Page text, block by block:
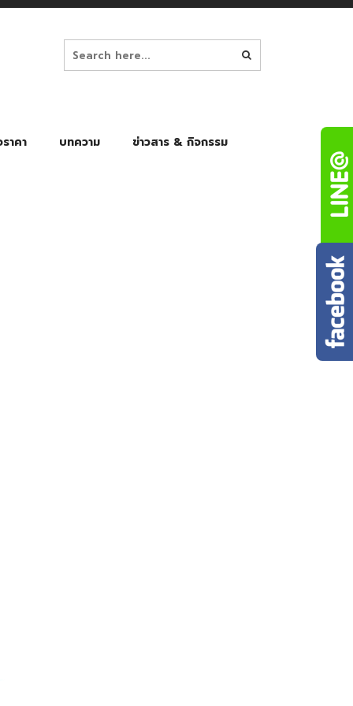
าคา บทความ ข่าวสาร & กิจกรรม